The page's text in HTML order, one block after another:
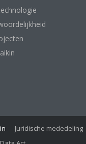
Juridische mededeling